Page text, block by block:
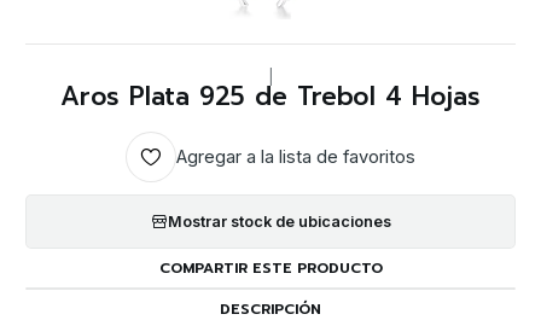
Aros Plata 925 de Trebol 4 Hojas
Agregar a la lista de favoritos
Mostrar stock de ubicaciones
COMPARTIR ESTE PRODUCTO
DESCRIPCIÓN